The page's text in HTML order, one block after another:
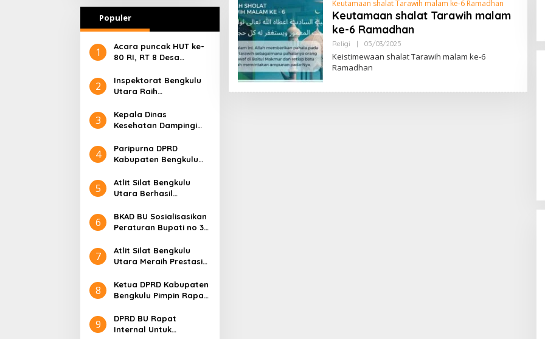
Populer
1
Acara puncak HUT ke-
80 RI, RT 8 Desa
Argamakmur Aman Dan
Meriah
2
Inspektorat Bengkulu
Utara Raih
3
Kepala Dinas
Kesehatan Dampingi
Resmikan Gedung
Puskesmas Prototype
4
Paripurna DPRD
Kabupaten Bengkulu
dan Wakil Bupati
Periode 2025 – 2030
5
Atlit Silat Bengkulu
Utara Berhasil
Perak Di Ajang 3nd
internasional Indonesia
2025Champions
6
BKAD BU Sosialisasikan
Peraturan Bupati no 33
7
Atlit Silat Bengkulu
Utara Meraih Prestasi
International Indonesia
Pencak Silat Open
8
Ketua DPRD Kabupaten
Bengkulu Pimpin Rapat
Agenda Penyampaian
LKPJ Bupati Tahu
9
DPRD BU Rapat
Internal Untuk
Keutamaan shalat Tarawih malam ke-6 Ramadhan
Keutamaan shalat Tarawih malam
ke-6 Ramadhan
Religi | 05/03/2025
L
E
D
Keistimewaan shalat Tarawih malam ke-6
Ramadhan